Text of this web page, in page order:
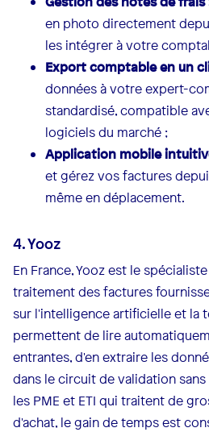
en photo directement
les intégrer à votre
Export comptable en un
données à votre expert-
standardisé, compatible
logiciels du marché ;
Application mobile
et gérez vos factures
même en déplacement.
4. Yooz
En France, Yooz est le
traitement des factures
sur l'intelligence artificielle et la
permettent de lire
entrantes, d'en extraire les
dans le circuit de validation sans
les PME et ETI qui traitent de
d'achat, le gain de temps est